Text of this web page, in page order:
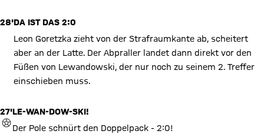
28'DA IST DAS 2:0
Leon Goretzka zieht von der Strafraumkante ab, scheitert
aber an der Latte. Der Abpraller landet dann direkt vor den
Füßen von Lewandowski, der nur noch zu seinem 2. Treffer
einschieben muss.
27'
TOR
LE-WAN-DOW-SKI!
Der Pole schnürt den Doppelpack - 2:0!